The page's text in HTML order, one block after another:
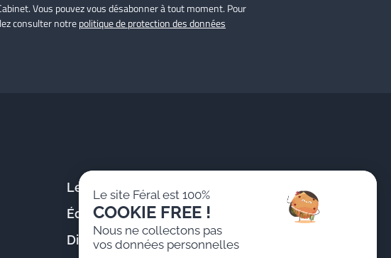
Vous pouvez vous désabonner à tout moment. Pour
consulter notrepolitique de protection des données
Le Cabinet
Équipe
Distinctions
Publications &
Actualités
Formations
Le site Féral est 100%
COOKIE FREE !
Nous ne collectons pas
vos données personnelles